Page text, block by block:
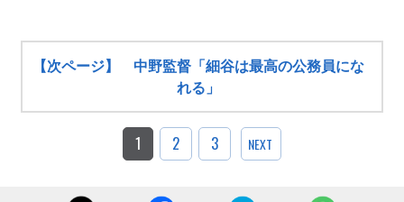
【次ページ】 中野監督「細谷は最高の公務員にな
れる」
1 2 3 NEXT